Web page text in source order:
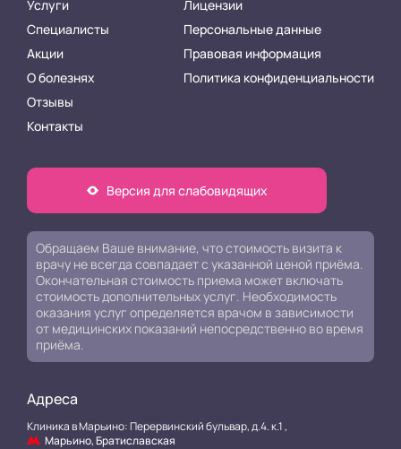
Услуги
Специалисты
Акции
О болезнях
Отзывы
Контакты
Лицензии
Персональные данные
Правовая информация
Политика конфиденциальности
Версия для слабовидящих
Обращаем Ваше внимание, что стоимость визита к
врачу не всегда совпадает с указанной ценой приёма.
Окончательная стоимость приема может включать
стоимость дополнительных услуг. Необходимость
оказания услуг определяется врачом в зависимости
от медицинских показаний непосредственно во время
приёма.
Адреса
Клиника в Марьино: Перервинский бульвар, д.4. к.1 ,
Марьино, Братиславская